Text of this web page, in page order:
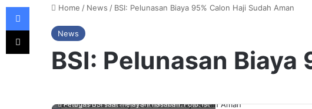
Home / News / BSI: Pelunasan Biaya 95% Calon Haji Sudah Aman
News
BSI: Pelunasan Biaya
Petugas BSI saat melayani nasabah. Foto: Ist
Facebook
X